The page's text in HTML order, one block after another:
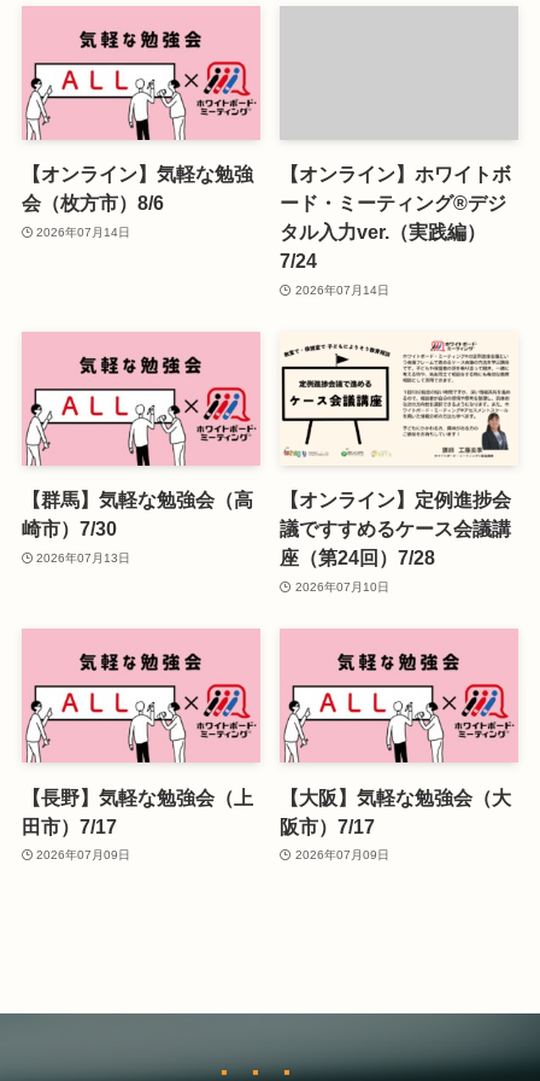
【オンライン】気軽な勉強
会（枚方市）8/6
2026年07月14日
【オンライン】ホワイトボ
ード・ミーティング®デジ
タル入力ver.（実践編）
7/24
2026年07月14日
【群馬】気軽な勉強会（高
崎市）7/30
2026年07月13日
【オンライン】定例進捗会
議ですすめるケース会議講
座（第24回）7/28
2026年07月10日
【長野】気軽な勉強会（上
田市）7/17
2026年07月09日
【大阪】気軽な勉強会（大
阪市）7/17
2026年07月09日